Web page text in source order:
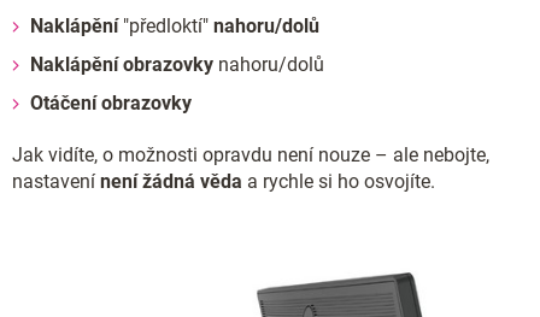
Naklápění"předloktí" nahoru/dolů
Naklápění obrazovky nahoru/dolů
Otáčení obrazovky
Jak vidíte, o možnosti opravdu není nouze – ale nebojte,
nastavení není žádná věda a rychle si ho osvojíte.